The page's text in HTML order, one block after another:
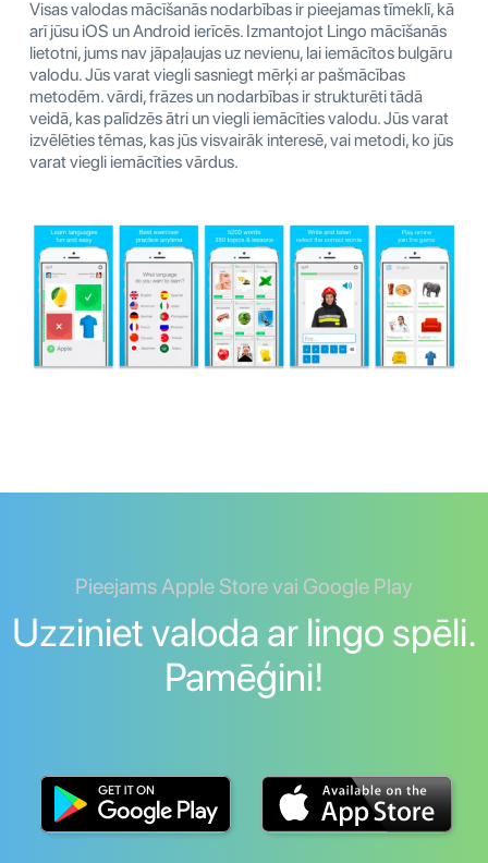
Visas valodas mācīšanās nodarbības ir pieejamas tīmeklī, kā
arī jūsu iOS un Android ierīcēs. Izmantojot Lingo mācīšanās
lietotni, jums nav jāpaļaujas uz nevienu, lai iemācītos bulgāru
valodu. Jūs varat viegli sasniegt mērķi ar pašmācības
metodēm. vārdi, frāzes un nodarbības ir strukturēti tādā
veidā, kas palīdzēs ātri un viegli iemācīties valodu. Jūs varat
izvēlēties tēmas, kas jūs visvairāk interesē, vai metodi, ko jūs
varat viegli iemācīties vārdus.
Pieejams Apple Store vai Google Play
Uzziniet valoda ar lingo spēli.
Pamēģini!